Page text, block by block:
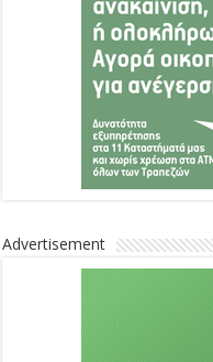
Advertisement